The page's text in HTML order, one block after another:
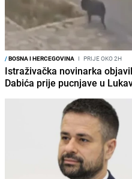
/BOSNA I HERCEGOVINA I PRIJE OKO 2H
Istraživačka novinarka
Dabića prije pucnjave u